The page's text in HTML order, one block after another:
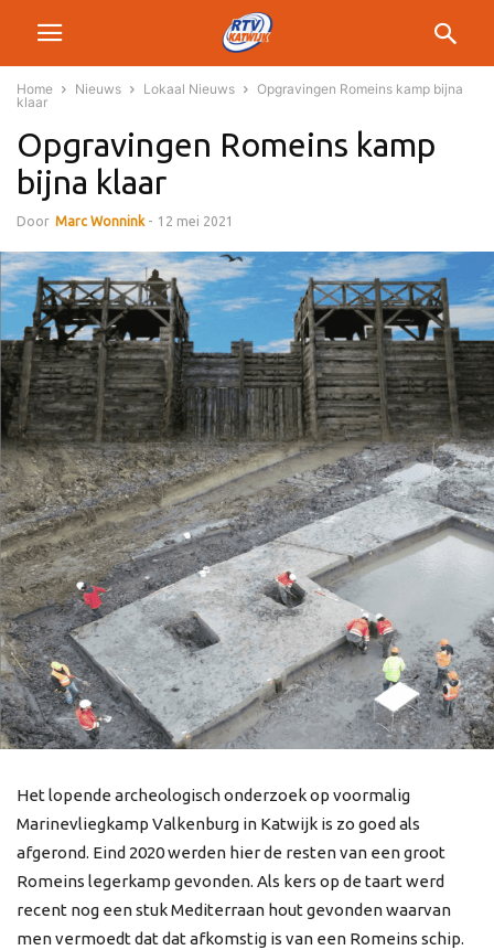
Home Nieuws Lokaal Nieuws
Opgravingen Romeins kamp bijna
klaar
Opgravingen Romeins kamp
bijna klaar
Door Marc Wonnink - 12 mei 2021
Het lopende archeologisch onderzoek op voormalig
Marinevliegkamp Valkenburg in Katwijk is zo goed als
afgerond. Eind 2020 werden hier de resten van een groot
Romeins legerkamp gevonden. Als kers op de taart werd
recent nog een stuk Mediterraan hout gevonden waarvan
men vermoedt dat dat afkomstig is van een Romeins schip.